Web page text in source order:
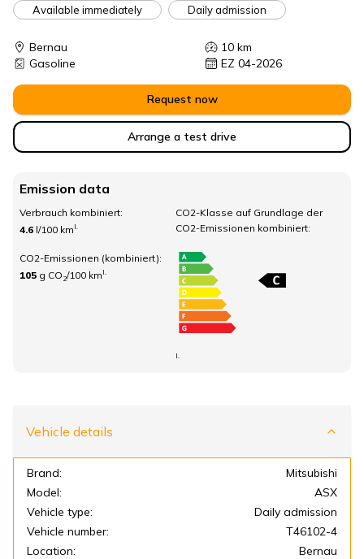
Available immediately Daily admission
Bernau 10km
Gasoline
EZ 04-2026
Request now
Arrange a test drive
Emission data
Verbrauch kombiniert:
4.6 l/100 km I.
CO2-Emissionen (kombiniert):
105 g CO 2/100 km I.
CO2-Klasse auf Grundlage der
CO2-Emissionen kombiniert:
I.
Vehicle details
Brand:
Mitsubishi
Model:
ASX
Vehicle type:
Daily admission
Vehicle number:
T46102-4
Location:
Bernau